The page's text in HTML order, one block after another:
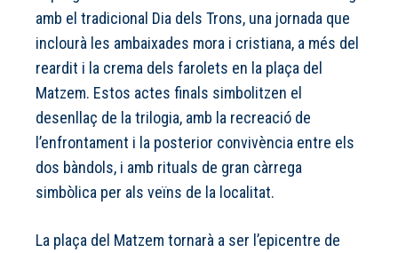
amb el tradicional Dia dels Trons, una jornada que
inclourà les ambaixades mora i cristiana, a més del
reardit i la crema dels farolets en la plaça del
Matzem. Estos actes finals simbolitzen el
desenllaç de la trilogia, amb la recreació de
l’enfrontament i la posterior convivència entre els
dos bàndols, i amb rituals de gran càrrega
simbòlica per als veïns de la localitat.
La plaça del Matzem tornarà a ser l’epicentre de